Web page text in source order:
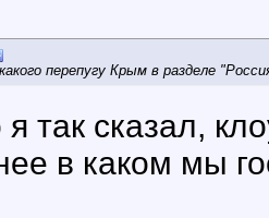
перепугу Крым в разделе
так сказал,
в каком мы